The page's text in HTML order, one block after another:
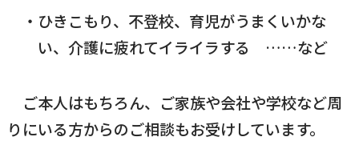
ひきこもり、不登校、育児がうまくいかな
い、介護に疲れてイライラする ……など
ご本人はもちろん、ご家族や会社や学校など周
りにいる方からのご相談もお受けしています。